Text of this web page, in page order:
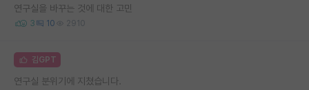
연구실을 바꾸는 것에 대한 고민
3 10 2910
김GPT
연구실 분위기에 지쳤습니다.